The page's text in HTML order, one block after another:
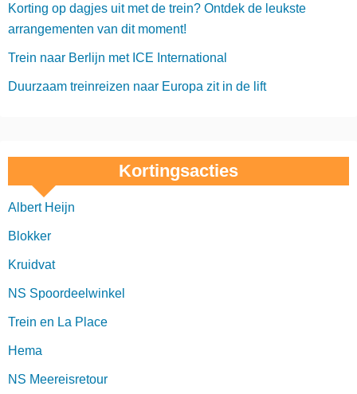
Korting op dagjes uit met de trein? Ontdek de leukste
arrangementen van dit moment!
Trein naar Berlijn met ICE International
Duurzaam treinreizen naar Europa zit in de lift
Kortingsacties
Albert Heijn
Blokker
Kruidvat
NS Spoordeelwinkel
Trein en La Place
Hema
NS Meereisretour